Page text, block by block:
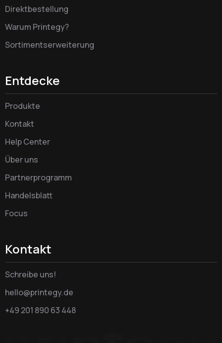
Direktbestellung
Warum Printegy?
Sortimentserweiterung
Entdecke
Produkte
Kontakt
Help Center
Über uns
Partnerprogramm
Handelsblatt
Focus
Kontakt
Schreibe uns!
hello@printegy.de
+49 201 890 63 448